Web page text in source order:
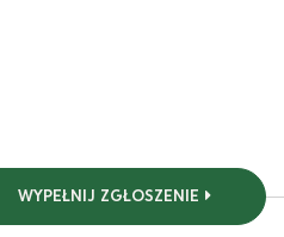
WYPEŁNIJ ZGŁOSZENIE